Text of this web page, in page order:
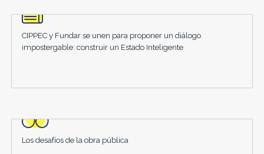
CIPPEC y Fundar se unen para proponer un diálogo
impostergable: construir un Estado Inteligente
Los desafíos de la obra pública